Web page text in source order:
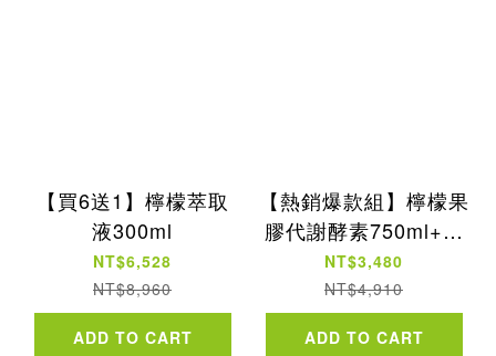
【買6送1】檸檬萃取
液300ml
NT$6,528
NT$8,960
ADD TO CART
【熱銷爆款組】檸檬果
膠代謝酵素750ml+消
化酵素60入+纖幫您
NT$3,480
NT$4,910
ADD TO CART